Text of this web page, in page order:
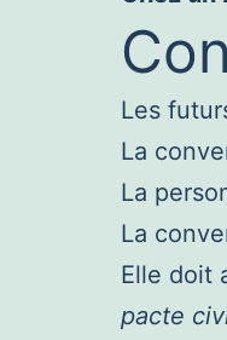
Les
La
La
La
Elle doit
pacte